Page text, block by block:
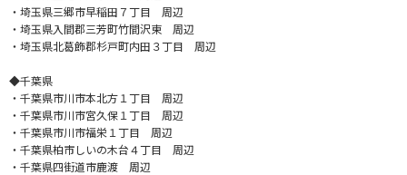
・埼玉県三郷市早稲田７丁目 周辺
・埼玉県入間郡三芳町竹間沢東 周辺
・埼玉県北葛飾郡杉戸町内田３丁目 周辺
◆千葉県
・千葉県市川市本北方１丁目 周辺
・千葉県市川市宮久保１丁目 周辺
・千葉県市川市福栄１丁目 周辺
・千葉県柏市しいの木台４丁目 周辺
・千葉県四街道市鹿渡 周辺